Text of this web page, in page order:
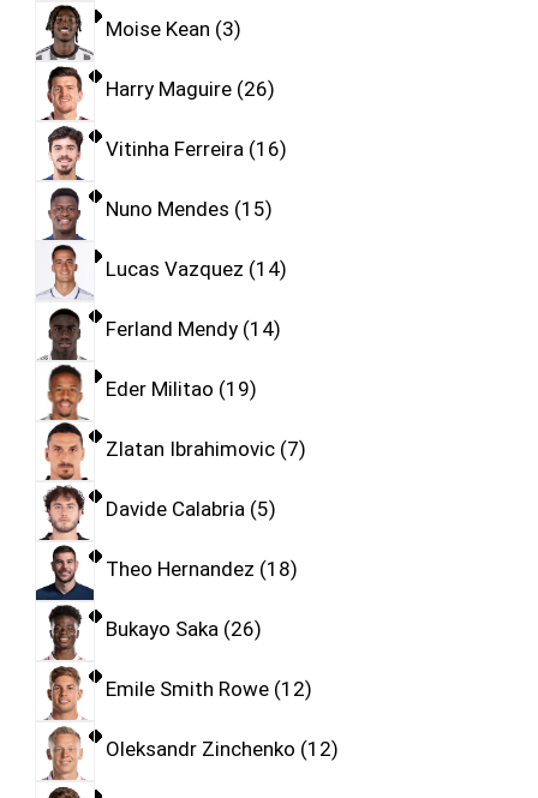
Moise Kean 3
Harry Maguire 26
Vitinha Ferreira 16
Nuno Mendes 15
Lucas Vazquez 14
Ferland Mendy 14
Eder Militao 19
Zlatan Ibrahimovic 7
Davide Calabria 5
Theo Hernandez 18
Bukayo Saka 26
Emile Smith Rowe 12
Oleksandr Zinchenko 12